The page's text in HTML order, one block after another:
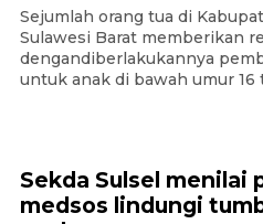
Sejumlah orang tua di
Sulawesi Barat memberikan
dengandiberlakukannya
untuk anak di bawah umur 16
Sekda Sulsel menilai
medsos lindungi